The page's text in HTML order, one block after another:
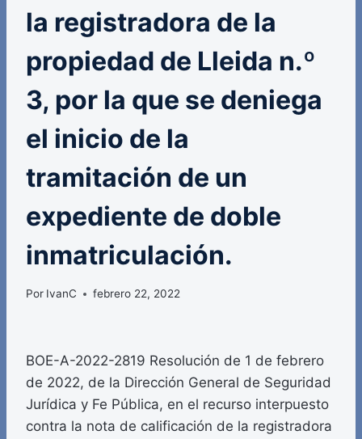
la registradora de la
propiedad de Lleida n.º
3, por la que se deniega
el inicio de la
tramitación de un
expediente de doble
inmatriculación.
Por IvanC febrero 22, 2022
BOE-A-2022-2819 Resolución de 1 de febrero
de 2022, de la Dirección General de Seguridad
Jurídica y Fe Pública, en el recurso interpuesto
contra la nota de calificación de la registradora